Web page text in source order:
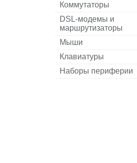
Коммутаторы
DSL-модемы и
маршрутизаторы
Мыши
Клавиатуры
Наборы периферии